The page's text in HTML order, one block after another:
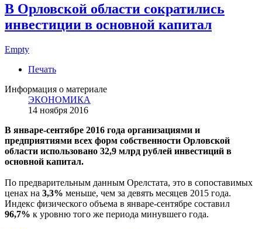
В Орловской области сократились
инвестиции в основной капитал
Empty
Печать
Информация о материале
ЭКОНОМИКА
14 ноября 2016
В январе-сентябре 2016 года организациями и
предприятиями всех форм собственности Орловской
области использовано 32,9 млрд рублей инвестиций в
основной капитал.
По предварительным данным Орелстата, это в сопоставимых
ценах на 3,3% меньше, чем за девять месяцев 2015 года.
Индекс физического объема в январе-сентябре составил
96,7% к уровню того же периода минувшего года.